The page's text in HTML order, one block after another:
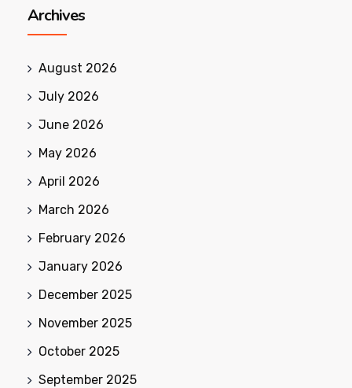
Archives
August 2026
July 2026
June 2026
May 2026
April 2026
March 2026
February 2026
January 2026
December 2025
November 2025
October 2025
September 2025